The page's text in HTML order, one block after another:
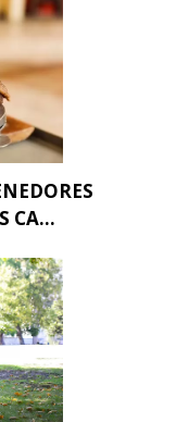
CA...